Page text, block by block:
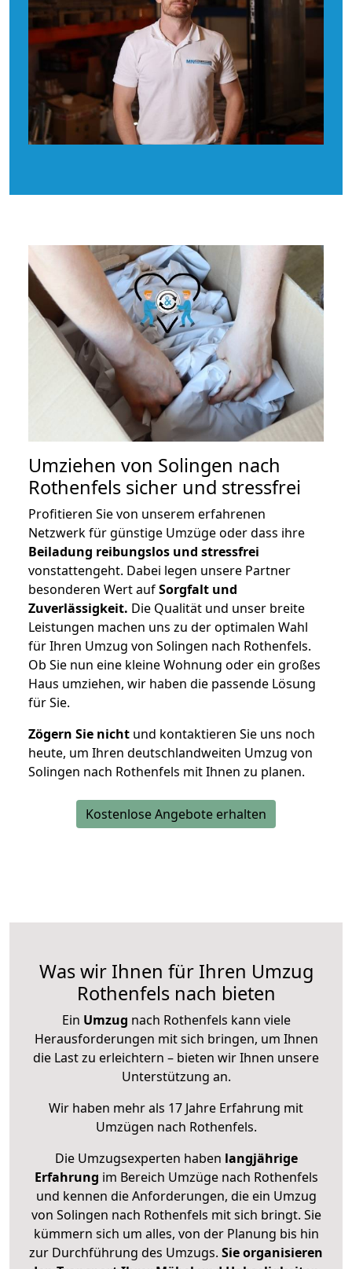
Umziehen von Solingen nach
Rothenfels sicher und stressfrei
Profitieren Sie von unserem erfahrenen
Netzwerk für günstige Umzüge oder dass ihre
Beiladung reibungslos und stressfrei
vonstattengeht. Dabei legen unsere Partner
besonderen Wert aufSorgfalt und
Zuverlässigkeit. Die Qualität und unser breite
Leistungen machen uns zu der optimalen Wahl
für Ihren Umzug von Solingen nach Rothenfels.
Ob Sie nun eine kleine Wohnung oder ein großes
Haus umziehen, wir haben die passende Lösung
für Sie.
Zögern Sie nicht und kontaktieren Sie uns noch
heute, um Ihren deutschlandweiten Umzug von
Solingen nach Rothenfels mit Ihnen zu planen.
Kostenlose Angebote erhalten
Was wir Ihnen für Ihren Umzug
Rothenfels nach bieten
Ein Umzug nach Rothenfels kann viele
Herausforderungen mit sich bringen, um Ihnen
die Last zu erleichtern – bieten wir Ihnen unsere
Unterstützung an.
Wir haben mehr als 17 Jahre Erfahrung mit
Umzügen nach Rothenfels.
Die Umzugsexperten haben langjährige
Erfahrung im Bereich Umzüge nach Rothenfels
und kennen die Anforderungen, die ein Umzug
von Solingen nach Rothenfels mit sich bringt. Sie
kümmern sich um alles, von der Planung bis hin
zur Durchführung des Umzugs. Sie organisieren